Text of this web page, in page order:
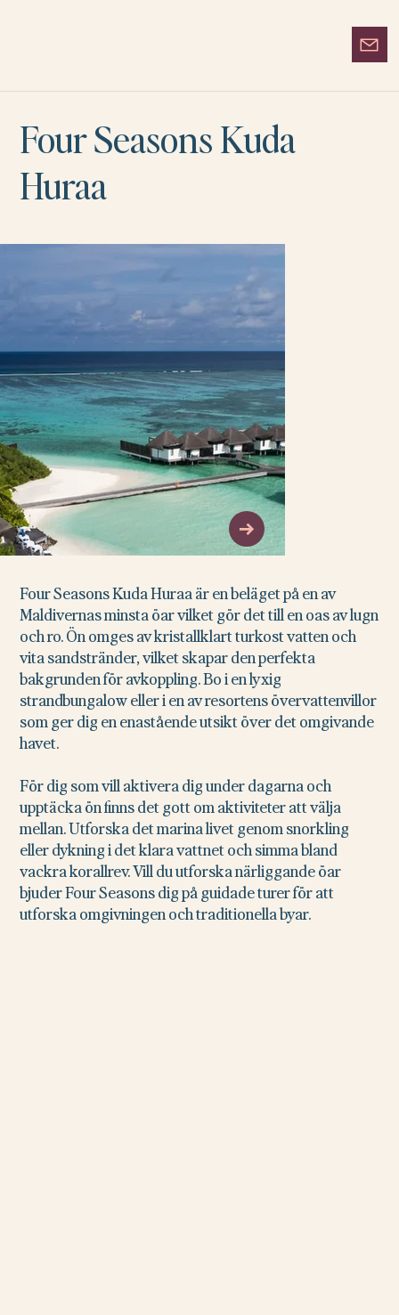
Four Seasons Kuda
Huraa
Four Seasons Kuda Huraa är en beläget på en av
Maldivernas minsta öar vilket gör det till en oas av lugn
och ro. Ön omges av kristallklart turkost vatten och
vita sandstränder, vilket skapar den perfekta
bakgrunden för avkoppling. Bo i en lyxig
strandbungalow eller i en av resortens övervattenvillor
som ger dig en enastående utsikt över det omgivande
havet.
För dig som vill aktivera dig under dagarna och
upptäcka ön finns det gott om aktiviteter att välja
mellan. Utforska det marina livet genom snorkling
eller dykning i det klara vattnet och simma bland
vackra korallrev. Vill du utforska närliggande öar
bjuder Four Seasons dig på guidade turer för att
utforska omgivningen och traditionella byar.